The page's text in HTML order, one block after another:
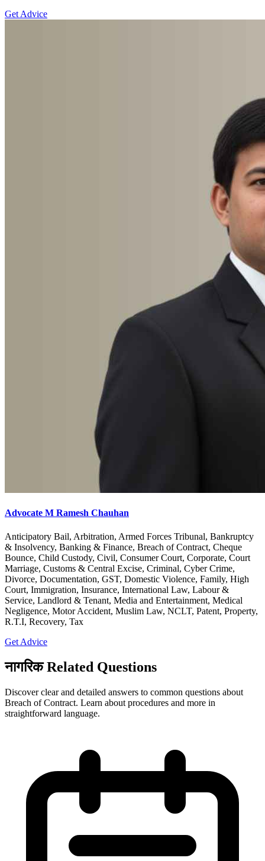
Get Advice
Advocate M Ramesh Chauhan
Anticipatory Bail, Arbitration, Armed Forces Tribunal, Bankruptcy
& Insolvency, Banking & Finance, Breach of Contract, Cheque
Bounce, Child Custody, Civil, Consumer Court, Corporate, Court
Marriage, Customs & Central Excise, Criminal, Cyber Crime,
Divorce, Documentation, GST, Domestic Violence, Family, High
Court, Immigration, Insurance, International Law, Labour &
Service, Landlord & Tenant, Media and Entertainment, Medical
Negligence, Motor Accident, Muslim Law, NCLT, Patent, Property,
R.T.I, Recovery, Tax
Get Advice
नागरिक Related Questions
Discover clear and detailed answers to common questions about
Breach of Contract. Learn about procedures and more in
straightforward language.